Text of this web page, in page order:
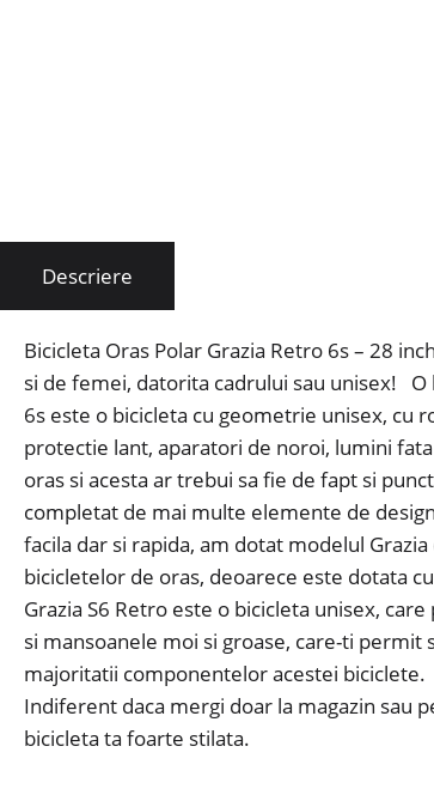
Descriere
Bicicleta Oras Polar Grazia Retro 6s – 28
si de femei, datorita cadrului sau unisex! O
6s este o bicicleta cu geometrie unisex, cu
protectie lant, aparatori de noroi, lumini
oras si acesta ar trebui sa fie de fapt si
completat de mai multe elemente de
facila dar si rapida, am dotat modelul
bicicletelor de oras, deoarece este dotata
Grazia S6 Retro este o bicicleta unisex,
si mansoanele moi si groase, care-ti
majoritatii componentelor acestei biciclete.
Indiferent daca mergi doar la magazin sau
bicicleta ta foarte stilata.